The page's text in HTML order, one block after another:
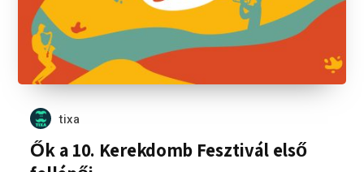
tixa
Ők a 10. Kerekdomb Fesztivál első